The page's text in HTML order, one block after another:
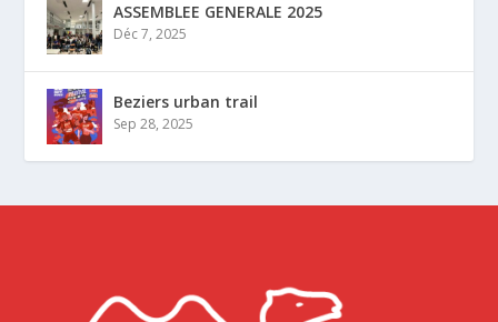
ASSEMBLEE GENERALE 2025
Déc 7, 2025
Beziers urban trail
Sep 28, 2025